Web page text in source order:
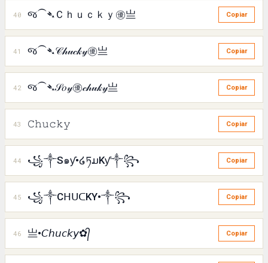
40 જ⁀➴Ｃｈｕｃｋｙ㊝亗 Copiar
41 જ⁀➴𝒞𝒽𝓊𝒸𝓀𝓎㊝亗 Copiar
42 જ⁀➴𝒮𝑜𝓎㊝𝒸𝒽𝓊𝓀𝓎亗 Copiar
43 𝙲𝚑𝚞𝚌𝚔𝚢 Copiar
44 ꧁༒S๑ƴ•໒ཏມKƴ༒꧂ Copiar
45 ꧁༒CᕼᑌᑕKY•༒꧂ Copiar
46 亗•𝘊𝘩𝘶𝘤𝘬𝘺✿᭄ Copiar